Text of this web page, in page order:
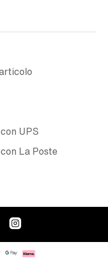
UPS
La Poste